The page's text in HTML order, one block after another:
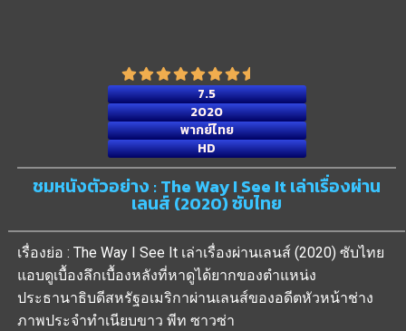
7.5
2020
พากย์ไทย
HD
ชมหนังตัวอย่าง : The Way I See It เล่าเรื่องผ่าน
เลนส์ (2020) ซับไทย
เรื่องย่อ : The Way I See It เล่าเรื่องผ่านเลนส์ (2020) ซับไทย
แอบดูเบื้องลึกเบื้องหลังที่หาดูได้ยากของตำแหน่ง
ประธานาธิบดีสหรัฐอเมริกาผ่านเลนส์ของอดีตหัวหน้าช่าง
ภาพประจำทำเนียบขาว พีท ซาวซ่า